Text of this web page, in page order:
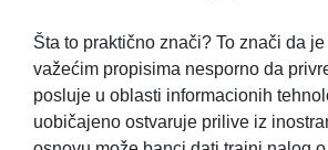
Šta to praktično znači? To znači da
važećim propisima nesporno da
posluje u oblasti informacionih
uobičajeno ostvaruje prilive iz